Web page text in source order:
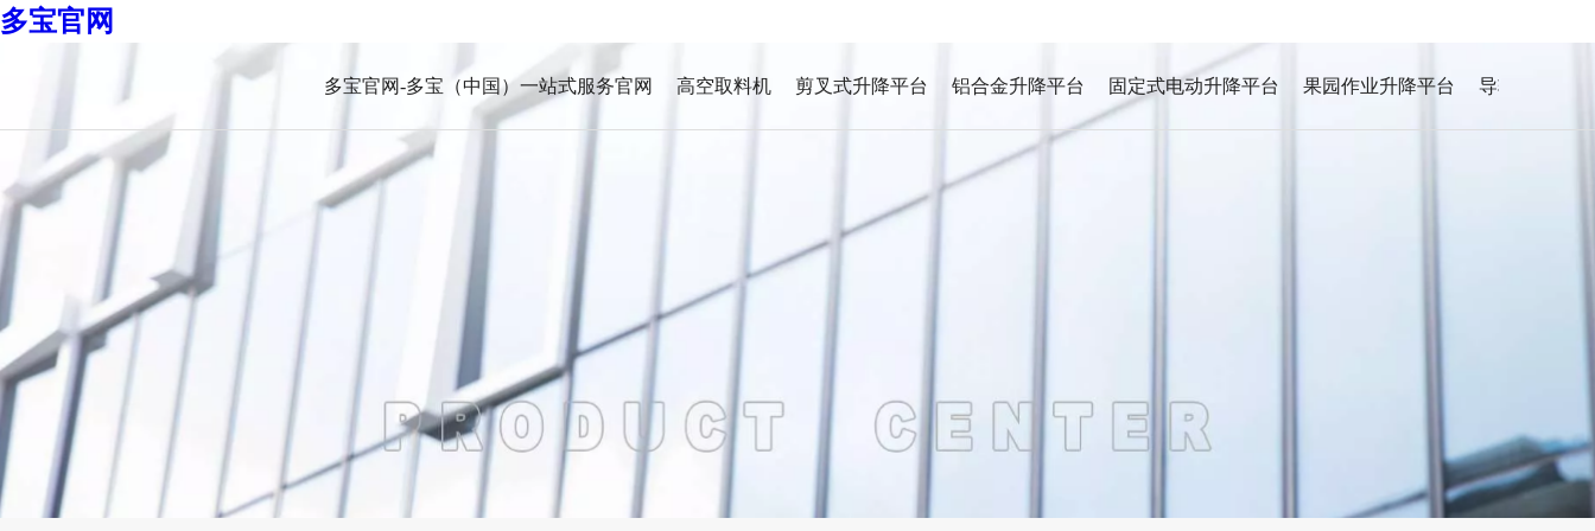
多宝官网
多宝官网-多宝（中国）一站式服务官网 高空取料机 剪叉式升降平台 铝合金升降平台 固定式电动升降平台 果园作业升降平台 导轨式液压